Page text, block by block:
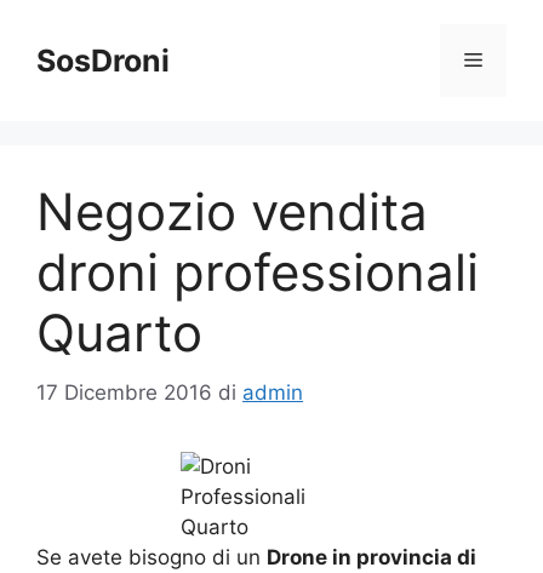
contenuto
SosDroni Menu
Negozio vendita
droni professionali
Quarto
17 Dicembre 2016 di admin
Se avete bisogno di un Drone in provincia di